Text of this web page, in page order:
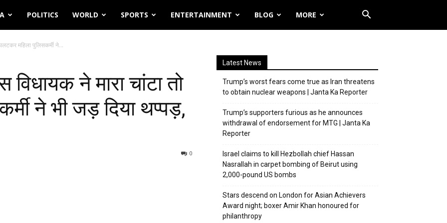
POLITICS WORLD SPORTS ENTERTAINMENT BLOG MORE
महिला पुलिसकर्मी ने...
ने मारा चांटा तो
ने भी जड़ दिया थप्पड़,
0
Latest News
Trump’s worst fears come true as Iran threatens
to obtain nuclear weapons | Janta Ka Reporter
Trump’s supporters furious as he announces
withdrawal of endorsement for MTG | Janta Ka
Reporter
Israel claims to kill Hezbollah chief Hassan
Nasrallah in carpet bombing of Beirut using
2,000-pound US bombs
Stars descend on London for Asian Achievers
Award night; boxer Amir Khan honoured for
philanthropy